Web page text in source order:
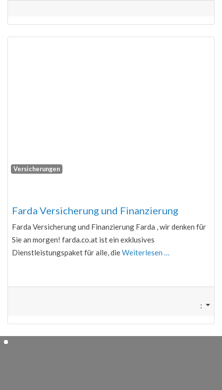
Versicherungen
Farda Versicherung und Finanzierung
Farda Versicherung und Finanzierung Farda , wir denken für
Sie an morgen! farda.co.at ist ein exklusives
Dienstleistungspaket für alle, dieWeiterlesen …
: